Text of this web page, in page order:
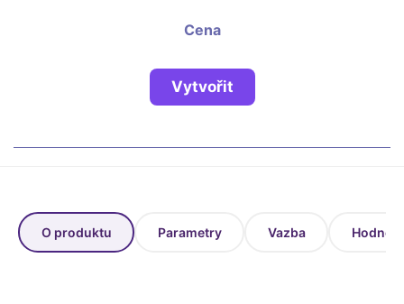
Cena
Vytvořit
O produktu Parametry Vazba